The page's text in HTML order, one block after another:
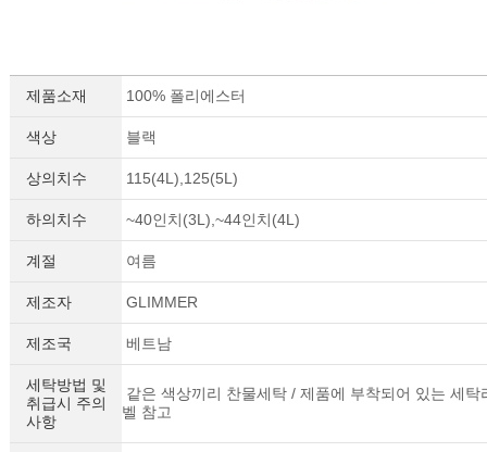
제품소재 100% 폴리에스터
색상 블랙
상의치수 115(4L),125(5L)
하의치수 ~40인치(3L),~44인치(4L)
계절 여름
제조자 GLIMMER
제조국 베트남
세탁방법 및
취급시 주의
사항
같은 색상끼리 찬물세탁 / 제품에 부착되어 있는 세탁
벨 참고